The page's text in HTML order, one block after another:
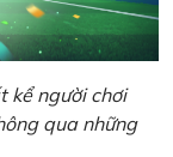
kể người chơi
qua những